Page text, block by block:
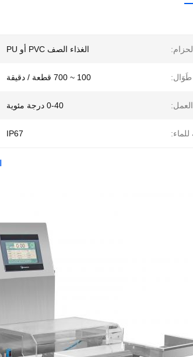
الغذاء الصف PVC أو PU
طَوَال: 100 ~ 700 قطعة / دقيقة
0-40 درجة مئوية
IP67